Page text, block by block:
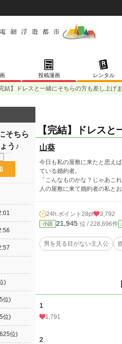
投稿漫画 レンタル
完結】ドレスと一緒にそちらの方も差し上げ
【完結】ドレス
山葵
今日も私の屋敷に来たと思え
ている婚約者。
「こんなものかな？じゃあこ
人の屋敷に来て婚約者の私と
24h.ポイント 28pt 3,792
小説 21,945 位 / 228,696件
男を見る目がない主人公
1
1,791
2
そちら
う♪
)
位)
位)
位)